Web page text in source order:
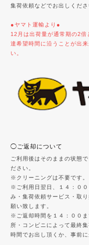
集荷依頼などでお出しくださ
●ヤマト運輸より●
12月は出荷量が通常期の2
達希望時間に沿うことが出
い。
◯ご返却について
ご利用後はそのままの状態
ださい。
※クリーニングは不要です。
※ご利用日翌日、１４：０
み・集荷依頼サービス・取
願い致します。
※ご返却時間を１４：００
所・コンビニによって最終
時間でお出し頂くか、事前